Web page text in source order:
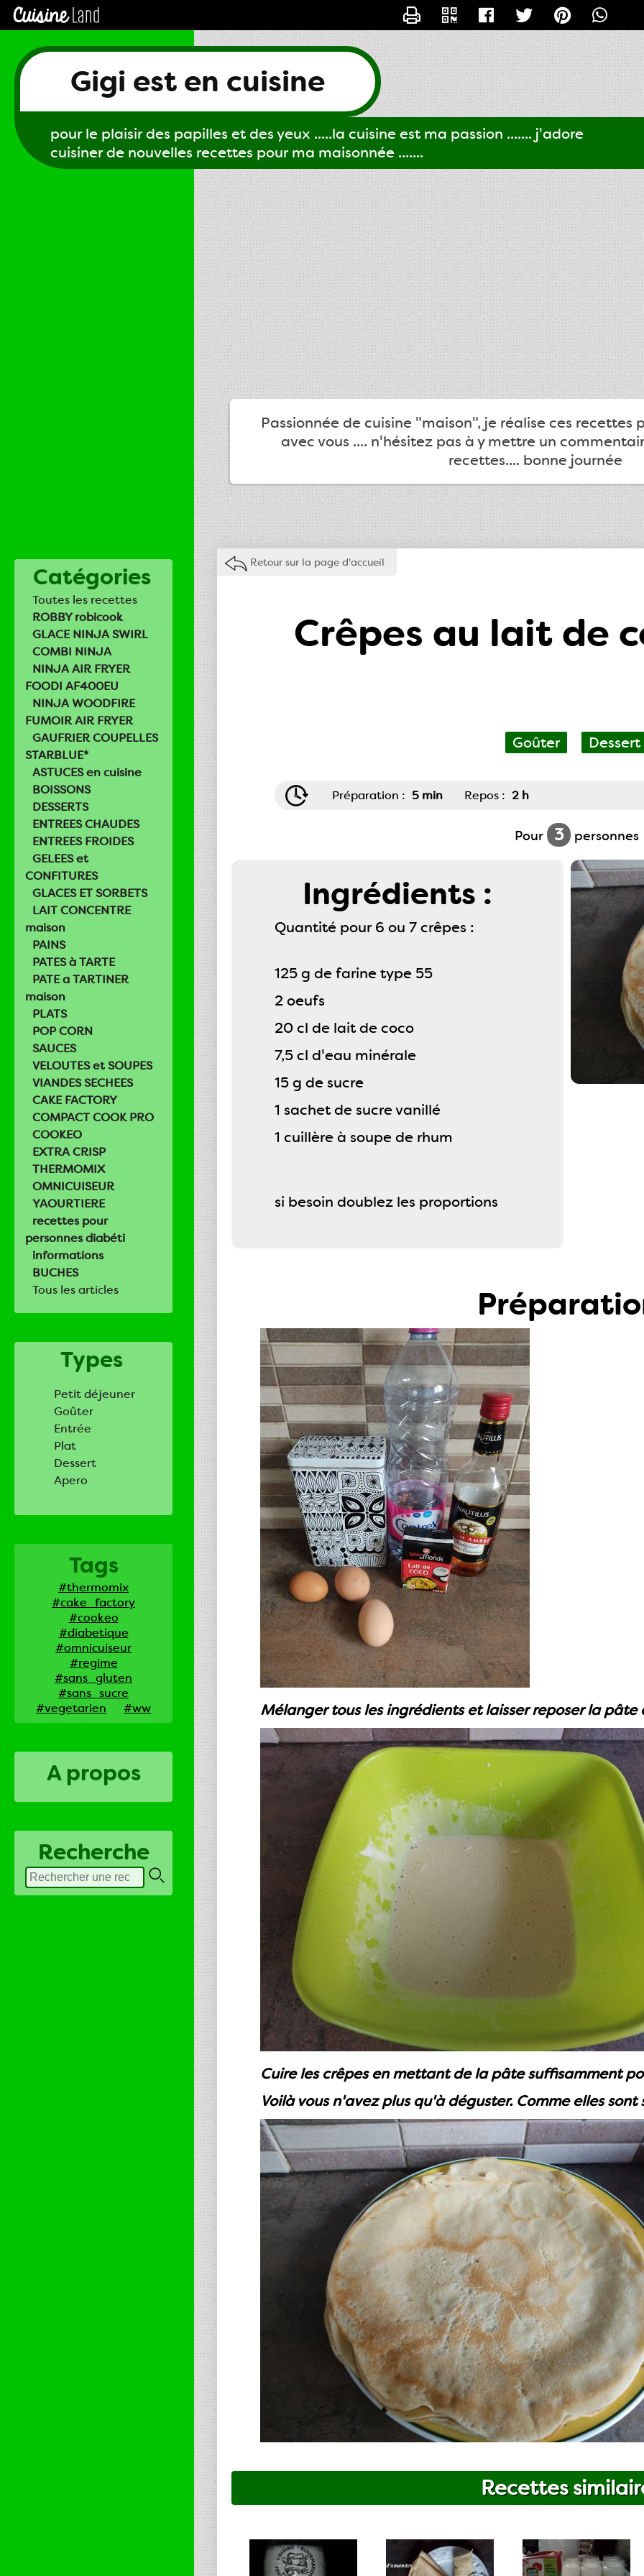
Gigi est en cuisine
pour le plaisir des papilles et des yeux .....la cuisine est ma passion ....... j'adore
cuisiner de nouvelles recettes pour ma maisonnée .......
Passionnée de cuisine "maison", je réalise ces recettes
avec vous .... n'hésitez pas à y mettre un
recettes.... bonne journée
Catégories
Toutes les recettes
ROBBY robicook
GLACE NINJA SWIRL
COMBI NINJA
NINJA AIR FRYER
FOODI AF400EU
NINJA WOODFIRE
FUMOIR AIR FRYER
GAUFRIER COUPELLES
STARBLUE*
ASTUCES en cuisine
BOISSONS
DESSERTS
ENTREES CHAUDES
ENTREES FROIDES
GELEES et
CONFITURES
GLACES ET SORBETS
LAIT CONCENTRE
maison
PAINS
PATES à TARTE
PATE a TARTINER
maison
PLATS
POP CORN
SAUCES
VELOUTES et SOUPES
VIANDES SECHEES
CAKE FACTORY
COMPACT COOK PRO
COOKEO
EXTRA CRISP
THERMOMIX
OMNICUISEUR
YAOURTIERE
recettes pour
personnes diabéti
informations
BUCHES
Tous les articles
Types
Petit déjeuner
Goûter
Entrée
Plat
Dessert
Apero
Tags
#thermomix
#cake_factory
#cookeo
#diabetique
#omnicuiseur
#regime
#sans_gluten
#sans_sucre
#vegetarien
#ww
A propos
Recherche
Retour sur la page d'accueil
Crêpes au lait de
Goûter Dessert
Préparation : 5 min Repos : 2 h
Pour 3 personnes
Ingrédients :
Quantité pour 6 ou 7 crêpes :
125 g de farine type 55
2 oeufs
20 cl de lait de coco
7,5 cl d'eau minérale
15 g de sucre
1 sachet de sucre vanillé
1 cuillère à soupe de rhum
si besoin doublez les proportions
Mélanger tous les ingrédients et laisser reposer la pâte
Cuire les crêpes en mettant de la pâte suffisamment
Voilà vous n'avez plus qu'à déguster. Comme elles
Recettes
CONTACTER GIGI61